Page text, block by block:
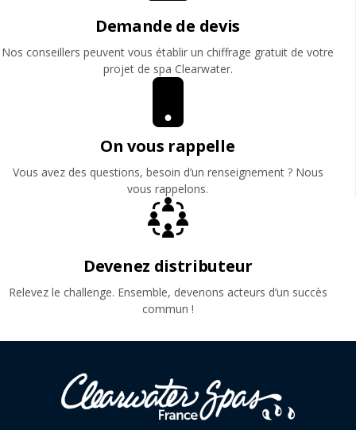
Demande de devis
Nos conseillers peuvent vous établir un chiffrage gratuit de votre
projet de spa Clearwater.
On vous rappelle
Vous avez des questions, besoin d’un renseignement ? Nous
vous rappelons.
Devenez distributeur
Relevez le challenge. Ensemble, devenons acteurs d’un succès
commun !